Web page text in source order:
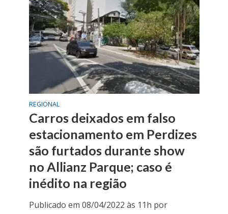
REGIONAL
Carros deixados em falso
estacionamento em Perdizes
são furtados durante show
no Allianz Parque; caso é
inédito na região
Publicado em 08/04/2022 às 11h por